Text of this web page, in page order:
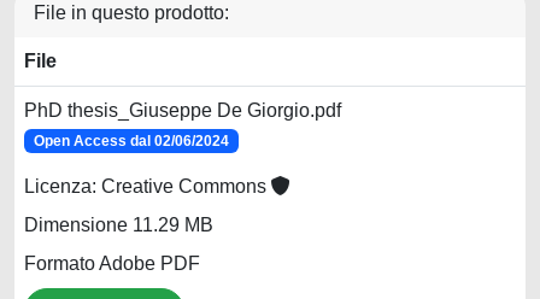
File in questo prodotto:
File
PhD thesis_Giuseppe De Giorgio.pdf
Open Access dal 02/06/2024
Licenza: Creative Commons
Dimensione 11.29 MB
Formato Adobe PDF